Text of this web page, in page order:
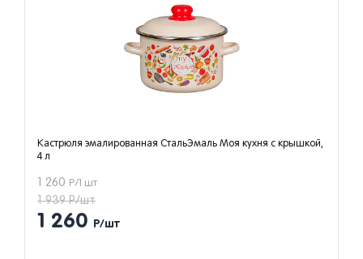
Кастрюля эмалированная СтальЭмаль Моя кухня с крышкой,
4 л
1 260 Р/1 шт
1 939 Р/шт
1 260 Р/шт